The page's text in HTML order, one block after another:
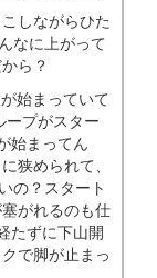
しながらひた
なに上がって
ら？
始まっていて
ープがスター
始まってん
狭められて、
の？スタート
がれるのも仕
たずに下山開
で脚が止まっ